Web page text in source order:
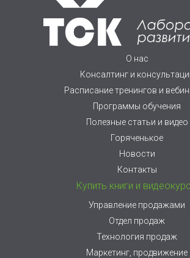
О нас
Консалтинг и
Расписание тренингов и
Программы обучения
Полезные статьи и видео
Горяченькое
Новости
Контакты
Купить книги и
Управление продажами
Отдел продаж
Технология продаж
Маркетинг, продвижение